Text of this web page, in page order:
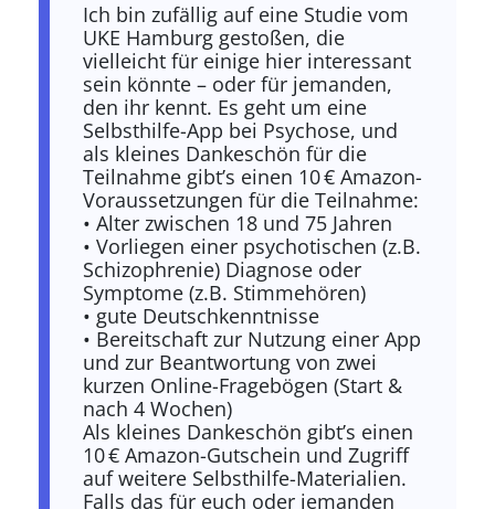
Ich bin zufällig auf eine Studie vom
UKE Hamburg gestoßen, die
vielleicht für einige hier interessant
sein könnte – oder für jemanden,
den ihr kennt. Es geht um eine
Selbsthilfe-App bei Psychose, und
als kleines Dankeschön für die
Teilnahme gibt’s einen 10 € Amazon-
Voraussetzungen für die Teilnahme:
• Alter zwischen 18 und 75 Jahren
• Vorliegen einer psychotischen (z.B.
Schizophrenie) Diagnose oder
Symptome (z.B. Stimmehören)
• gute Deutschkenntnisse
• Bereitschaft zur Nutzung einer App
und zur Beantwortung von zwei
kurzen Online-Fragebögen (Start &
nach 4 Wochen)
Als kleines Dankeschön gibt’s einen
10 € Amazon-Gutschein und Zugriff
auf weitere Selbsthilfe-Materialien.
Falls das für euch oder jemanden